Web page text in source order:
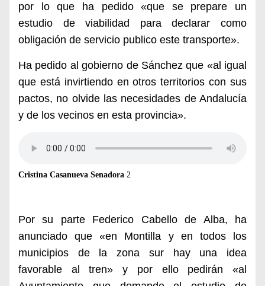
por lo que ha pedido «que se prepare un
estudio de viabilidad para declarar como
obligación de servicio publico este transporte».
Ha pedido al gobierno de Sánchez que «al igual
que está invirtiendo en otros territorios con sus
pactos, no olvide las necesidades de Andalucía
y de los vecinos en esta provincia».
Cristina Casanueva Senadora 2
Por su parte Federico Cabello de Alba, ha
anunciado que «en Montilla y en todos los
municipios de la zona sur hay una idea
favorable al tren» y por ello pedirán «al